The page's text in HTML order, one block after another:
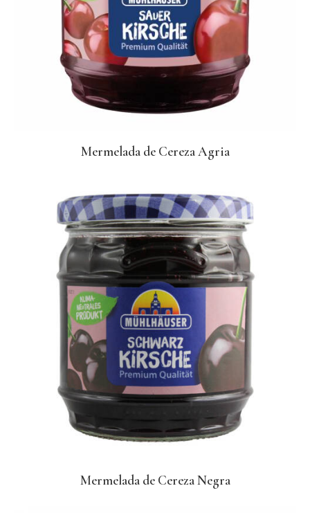
Mermelada de Cereza Agria
Mermelada de Cereza Negra